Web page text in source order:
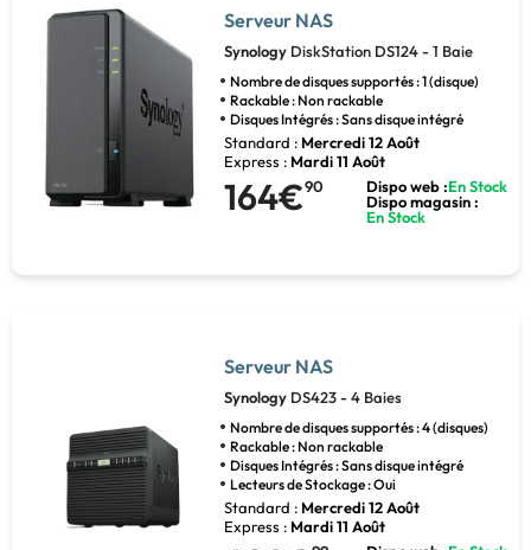
Serveur NAS
Synology DiskStation DS124 - 1 Baie
Nombre de disques supportés : 1 (disque)
Rackable : Non rackable
Disques Intégrés : Sans disque intégré
Standard : Mercredi 12 Août
Express : Mardi 11 Août
164€90 Dispo web :En Stock
Dispo magasin :
En Stock
Serveur NAS
Synology DS423 - 4 Baies
Nombre de disques supportés : 4 (disques)
Rackable : Non rackable
Disques Intégrés : Sans disque intégré
Lecteurs de Stockage : Oui
Standard : Mercredi 12 Août
Express : Mardi 11 Août